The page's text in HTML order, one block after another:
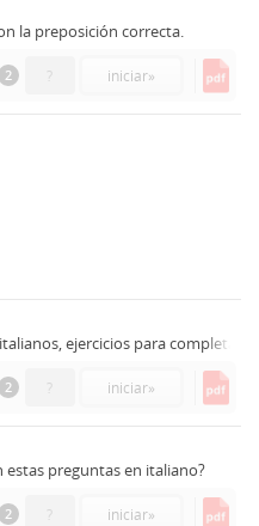
la preposición correcta.
2 ? iniciar»
ejercicios para completar
2 ? iniciar»
estas preguntas en italiano?
2 ? iniciar»